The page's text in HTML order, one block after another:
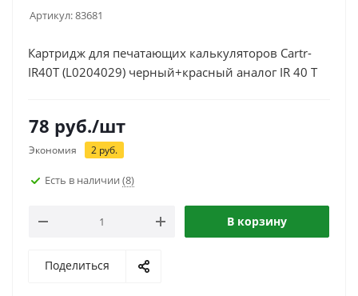
Артикул:83681
Картридж для печатающих калькуляторов Cartr-
IR40T (L0204029) черный+красный аналог IR 40 T
78 руб./шт
Экономия 2 руб.
Есть в наличии (8)
В корзину
Поделиться